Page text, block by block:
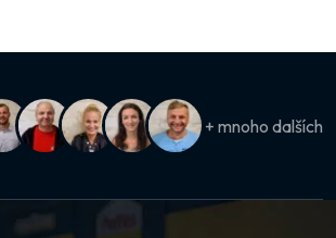
+ mnoho dalších